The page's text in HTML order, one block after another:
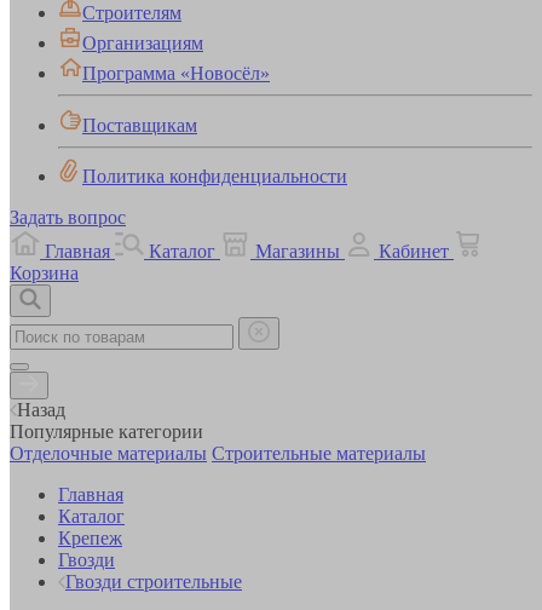
Строителям
Организациям
Программа «Новосёл»
Поставщикам
Политика конфиденциальности
Задать вопрос
Главная
Каталог Магазины
Кабинет
Корзина
Назад
Популярные категории
Отделочные материалы Строительные материалы
Главная
Каталог
Крепеж
Гвозди
Гвозди строительные